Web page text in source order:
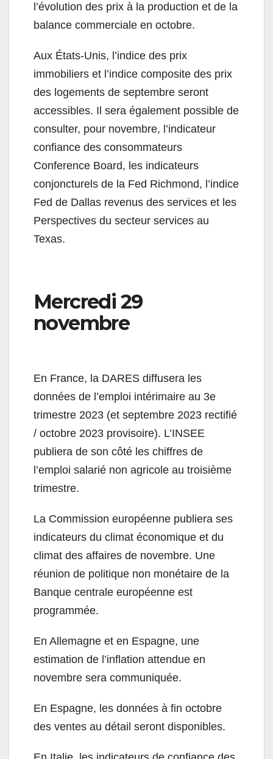
l’évolution des prix à la production et de la
balance commerciale en octobre.
Aux États-Unis, l’indice des prix
immobiliers et l’indice composite des prix
des logements de septembre seront
accessibles. Il sera également possible de
consulter, pour novembre, l’indicateur
confiance des consommateurs
Conference Board, les indicateurs
conjoncturels de la Fed Richmond, l’indice
Fed de Dallas revenus des services et les
Perspectives du secteur services au
Texas.
Mercredi 29
novembre
En France, la DARES diffusera les
données de l’emploi intérimaire au 3e
trimestre 2023 (et septembre 2023 rectifié
/ octobre 2023 provisoire). L’INSEE
publiera de son côté les chiffres de
l’emploi salarié non agricole au troisième
trimestre.
La Commission européenne publiera ses
indicateurs du climat économique et du
climat des affaires de novembre. Une
réunion de politique non monétaire de la
Banque centrale européenne est
programmée.
En Allemagne et en Espagne, une
estimation de l’inflation attendue en
novembre sera communiquée.
En Espagne, les données à fin octobre
des ventes au détail seront disponibles.